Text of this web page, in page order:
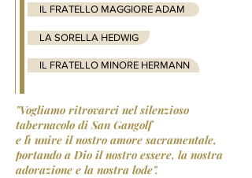
IL FRATELLO MAGGIORE ADAM
LA SORELLA HEDWIG
IL FRATELLO MINORE HERMANN
"Vogliamo ritrovarci nel silenzioso
tabernacolo di San Gangolf
e lì unire il nostro amore sacramentale,
portando a Dio il nostro essere, la nostra
adorazione e la nostra lode".